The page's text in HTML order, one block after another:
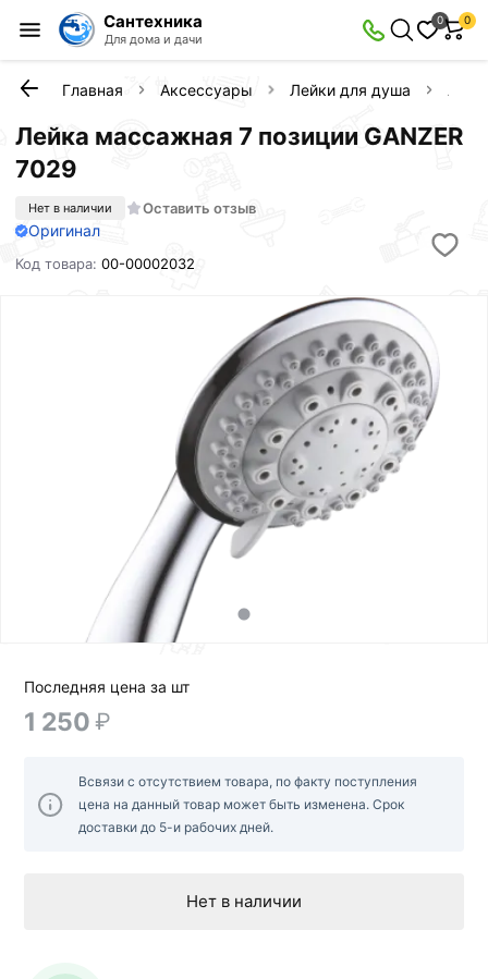
Сантехника
Для дома и дачи
0 0
Главная Аксессуары Лейки для душа
Лейка массажная 7 позиции GANZER
7029
Нет в наличии Оставить отзыв
Оригинал
Код товара:00-00002032
Последняя цена за шт
1 250 ₽
Всвязи с отсутствием товара, по факту поступления
цена на данный товар может быть изменена. Срок
доставки до 5-и рабочих дней.
Нет в наличии